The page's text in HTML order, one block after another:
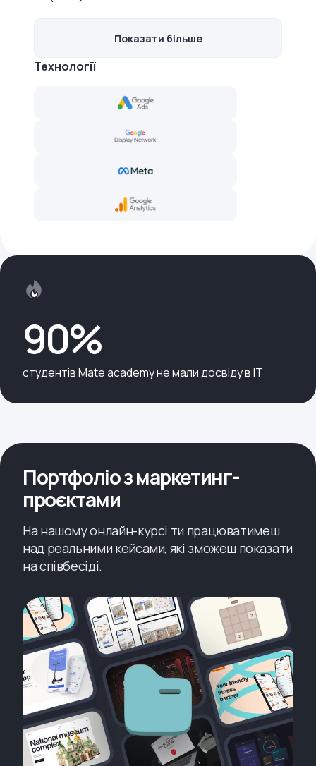
Показати більше
Технології
90%
студентів Mate academy не мали досвіду в IT
Портфоліо з маркетинг-
проєктами
На нашому онлайн-курсі ти працюватимеш
над реальними кейсами, які зможеш показати
на співбесіді.